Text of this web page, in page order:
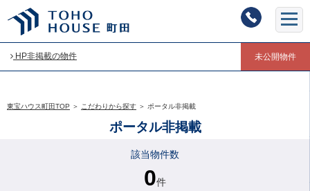
HP非掲載の物件 未公開物件
東宝ハウス町田TOP ＞ こだわりから探す ＞ ポータル非掲載
ポータル非掲載
該当物件数
0件